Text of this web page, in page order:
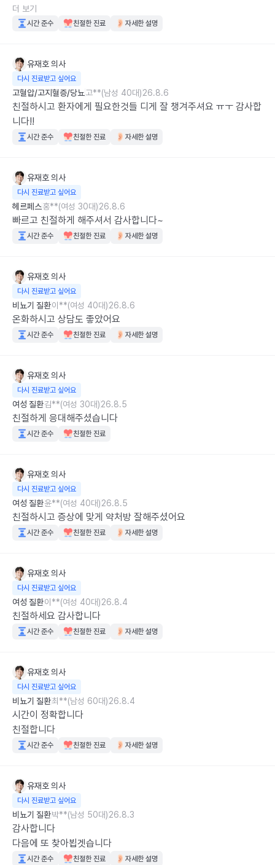
목소리도 좋아요 ..ㅎㅎ)
제가 5일치는 먹어야 개운하게 낫는데 길게 처방해주시고 너무 감
더 보기
시간 준수 친절한 진료 자세한 설명
유재호의사
다시 진료받고 싶어요
고혈압/고지혈증/당뇨고**(남성 40대)26.8.6
친절하시고 환자에게 필요한것들 디게 잘 챙겨주셔요 ㅠㅜ 감사합
니다!!
시간 준수 친절한 진료 자세한 설명
유재호의사
다시 진료받고 싶어요
헤르페스홍**(여성 30대)26.8.6
빠르고 친절하게 해주셔서 감사합니다~
시간 준수 친절한 진료 자세한 설명
유재호의사
다시 진료받고 싶어요
비뇨기 질환이**(여성 40대)26.8.6
온화하시고 상담도 좋았어요
시간 준수 친절한 진료 자세한 설명
유재호의사
다시 진료받고 싶어요
여성 질환김**(여성 30대)26.8.5
친절하게 응대해주셨습니다
시간 준수 친절한 진료
유재호의사
다시 진료받고 싶어요
여성 질환윤**(여성 40대)26.8.5
친절하시고 증상에 맞게 약처방 잘해주셨어요
시간 준수 친절한 진료 자세한 설명
유재호의사
다시 진료받고 싶어요
여성 질환이**(여성 40대)26.8.4
친절하세요 감사합니다
시간 준수 친절한 진료 자세한 설명
유재호의사
다시 진료받고 싶어요
비뇨기 질환최**(남성 60대)26.8.4
시간이 정확합니다
친절합니다
시간 준수 친절한 진료 자세한 설명
유재호의사
다시 진료받고 싶어요
비뇨기 질환박**(남성 50대)26.8.3
감사합니다
다음에 또 찾아뵙겟습니다
시간 준수 친절한 진료 자세한 설명